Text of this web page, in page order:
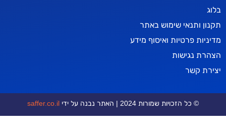
שימוש באתר
ואיסוף מידע
שמורות 2024 | האתר נבנה על ידי saffer.co.il